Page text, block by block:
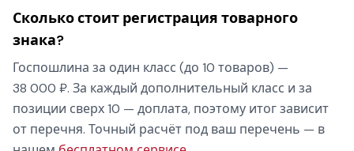
Сколько стоит регистрация товарного
знака?
Госпошлина за один класс (до 10 товаров) —
38 000 ₽. За каждый дополнительный класс и за
позиции сверх 10 — доплата, поэтому итог зависит
от перечня. Точный расчёт под ваш перечень — в